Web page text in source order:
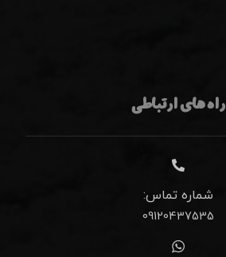
راه های ارتباطی
شماره تماس:
09120437535